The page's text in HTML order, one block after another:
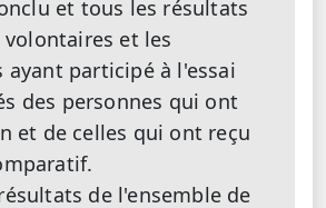
et tous les résultats
et les
ayant participé à l'essai
des personnes qui ont
et de celles qui ont reçu
de l'ensemble de